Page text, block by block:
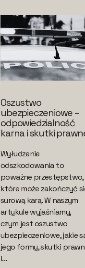
Oszustwo
ubezpieczeniowe –
odpowiedzialność
karna i skutki
Wyłudzenie
odszkodowania to
poważne przestępstwo,
które może zakończyć
surową karą. W naszym
artykule wyjaśniamy,
czym jest oszustwo
ubezpieczeniowe, jakie
jego formy, skutki
i...